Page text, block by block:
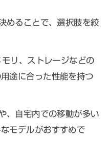
めることで、選択肢を絞
リ、ストレージなどの
途に合った性能を持つ
、自宅内での移動が多い
モデルがおすすめで